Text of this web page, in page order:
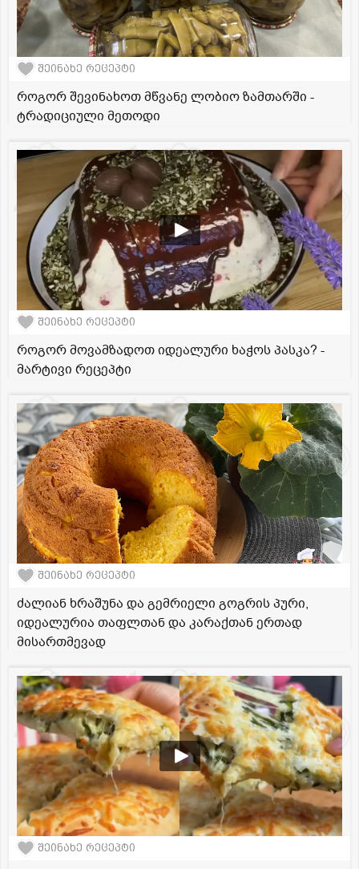
შეინახე რეცეპტი
როგორ შევინახოთ მწვანე ლობიო ზამთარში -
ტრადიციული მეთოდი
შეინახე რეცეპტი
როგორ მოვამზადოთ იდეალური ხაჭოს პასკა? -
მარტივი რეცეპტი
შეინახე რეცეპტი
ძალიან ხრაშუნა და გემრიელი გოგრის პური,
იდეალურია თაფლთან და კარაქთან ერთად
მისართმევად
შეინახე რეცეპტი